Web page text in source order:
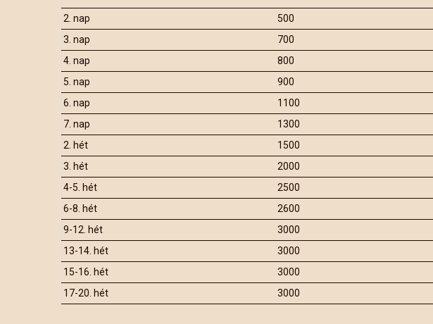
2. nap 500
3. nap
700
4. nap
800
5. nap
900
6. nap
1100
7. nap
1300
2. hét
1500
3. hét
2000
4-5. hét
2500
6-8. hét
2600
9-12. hét
3000
13-14. hét
3000
15-16. hét
3000
17-20. hét
3000